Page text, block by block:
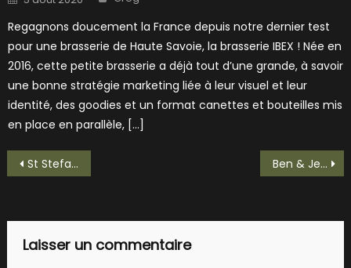
on
Regagnons doucement la France depuis notre dernier test
pour une brasserie de Haute Savoie, la brasserie IBEX ! Née en
2016, cette petite brasserie a déjà tout d’une grande, à savoir
une bonne stratégie marketing liée à leur visuel et leur
identité, des goodies et un format canettes et bouteilles mis
en place en parallèle, […]
Navigation
l’article
St Stefanus, priez pour nous! Ben & Jerry’s se met à la bière!
Laisser un commentaire